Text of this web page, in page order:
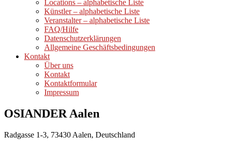
Locations – alphabetische Liste
Künstler – alphabetische Liste
Veranstalter – alphabetische Liste
FAQ/Hilfe
Datenschutzerklärungen
Allgemeine Geschäftsbedingungen
Kontakt
Über uns
Kontakt
Kontaktformular
Impressum
OSIANDER Aalen
Radgasse 1-3, 73430 Aalen, Deutschland